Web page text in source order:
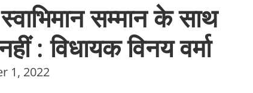
सम्मान के साथ
: विधायक विनय वर्मा
1, 2022